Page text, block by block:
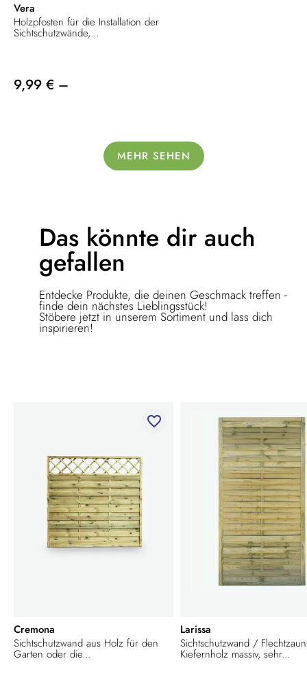
Vera
Holzpfosten für die Installation der
Sichtschutzwände,...
9,99 € –
MEHR SEHEN
Das könnte dir auch
gefallen
Entdecke Produkte, die deinen Geschmack treffen -
finde dein nächstes Lieblingsstück!
Stöbere jetzt in unserem Sortiment und lass dich
inspirieren!
favorite_border
Cremona
Sichtschutzwand aus Holz für den
Garten oder die...
Larissa
Sichtschutzwand /
Kiefernholz massiv, sehr...